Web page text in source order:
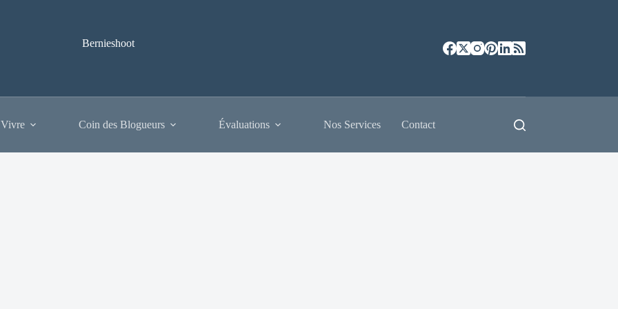
Bernieshoot
Coin des Blogueurs Évaluations Nos Services Contact